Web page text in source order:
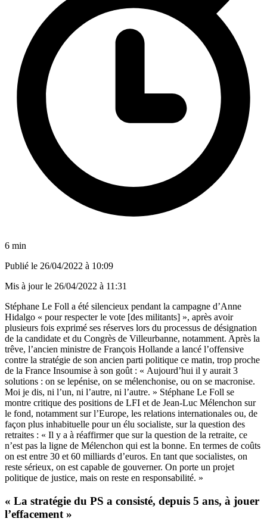
6 min
Publié le 26/04/2022 à 10:09
Mis à jour le 26/04/2022 à 11:31
Stéphane Le Foll a été silencieux pendant la campagne d’Anne
Hidalgo « pour respecter le vote [des militants] », après avoir
plusieurs fois exprimé ses réserves lors du processus de désignation
de la candidate et du Congrès de Villeurbanne, notamment. Après la
trêve, l’ancien ministre de François Hollande a lancé l’offensive
contre la stratégie de son ancien parti politique ce matin, trop proche
de la France Insoumise à son goût : « Aujourd’hui il y aurait 3
solutions : on se lepénise, on se mélenchonise, ou on se macronise.
Moi je dis, ni l’un, ni l’autre, ni l’autre. » Stéphane Le Foll se
montre critique des positions de LFI et de Jean-Luc Mélenchon sur
le fond, notamment sur l’Europe, les relations internationales ou, de
façon plus inhabituelle pour un élu socialiste, sur la question des
retraites : « Il y a à réaffirmer que sur la question de la retraite, ce
n’est pas la ligne de Mélenchon qui est la bonne. En termes de coûts
on est entre 30 et 60 milliards d’euros. En tant que socialistes, on
reste sérieux, on est capable de gouverner. On porte un projet
politique de justice, mais on reste en responsabilité. »
« La stratégie du PS a consisté, depuis 5 ans, à jouer
l’effacement »